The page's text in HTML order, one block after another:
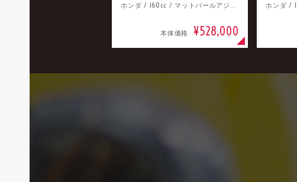
ホンダ / 160cc / マットパールアジャイルブルー
本体価格 ¥528,000